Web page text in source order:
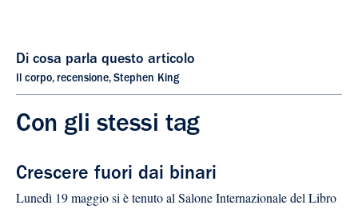
Di cosa parla questo articolo
Il corpo, recensione, Stephen King
Con gli stessi tag
Crescere fuori dai binari
Lunedì 19 maggio si è tenuto al Salone Internazionale del Libro